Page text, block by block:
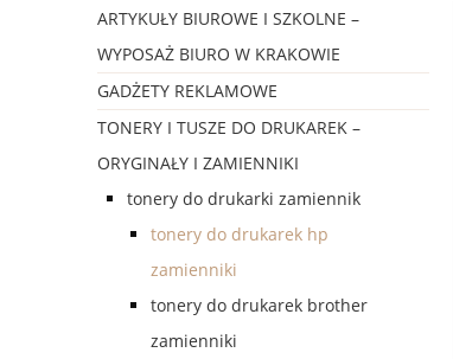
ARTYKUŁY BIUROWE I SZKOLNE –
WYPOSAŻ BIURO W KRAKOWIE
GADŻETY REKLAMOWE
TONERY I TUSZE DO DRUKAREK –
ORYGINAŁY I ZAMIENNIKI
tonery do drukarki zamiennik
tonery do drukarek hp
zamienniki
tonery do drukarek brother
zamienniki